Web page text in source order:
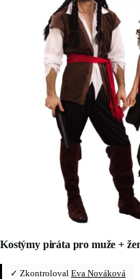
Kostýmy piráta pro muže +
✓ Zkontroloval Eva Nováková